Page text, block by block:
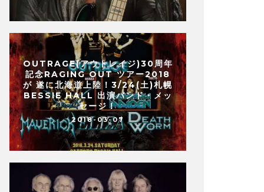
OUTRAGE(アウトレイジ)30周年
記念RAGING OUT ツアー2018
が 遂に北海道上陸！3/24(土)札幌
BESSIE HALL 出演バンド・メッ
セージ！
2018-03-07